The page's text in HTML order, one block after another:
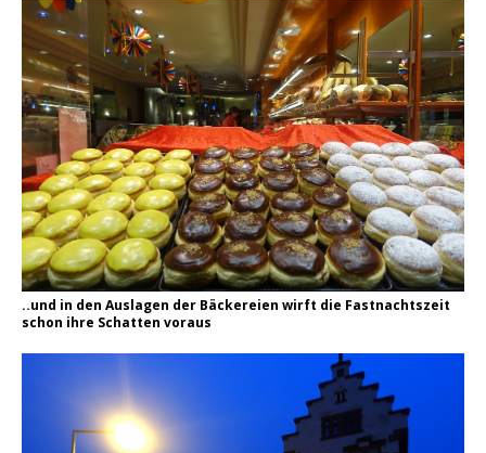
..und in den Auslagen der Bäckereien wirft die Fastnachtszeit
schon ihre Schatten voraus